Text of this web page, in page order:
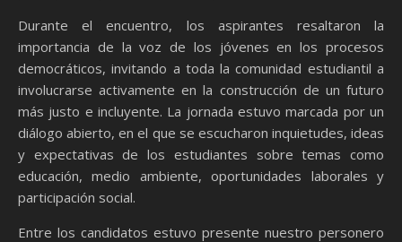
Durante el encuentro, los aspirantes resaltaron la
importancia de la voz de los jóvenes en los procesos
democráticos, invitando a toda la comunidad estudiantil a
involucrarse activamente en la construcción de un futuro
más justo e incluyente. La jornada estuvo marcada por un
diálogo abierto, en el que se escucharon inquietudes, ideas
y expectativas de los estudiantes sobre temas como
educación, medio ambiente, oportunidades laborales y
participación social.
Entre los candidatos estuvo presente nuestro personero